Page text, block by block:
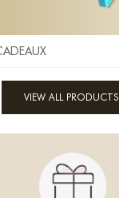
VIEW ALL PRODUCTS